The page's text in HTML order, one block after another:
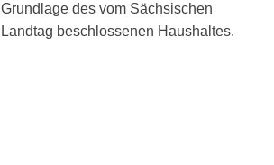
Grundlage des vom Sächsischen
Landtag beschlossenen Haushaltes.